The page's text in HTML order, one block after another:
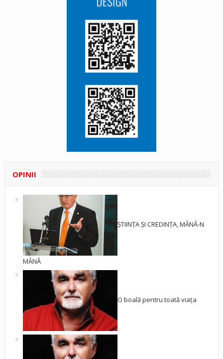
OPINII
ȘTIINȚA ȘI CREDINȚA, MÂNĂ-N
MÂNĂ
O boală pentru toată viața